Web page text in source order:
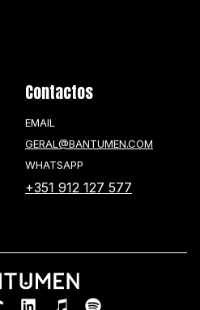
Contactos
EMAIL
GERAL@BANTUMEN.COM
WHATSAPP
+351 912 127 577